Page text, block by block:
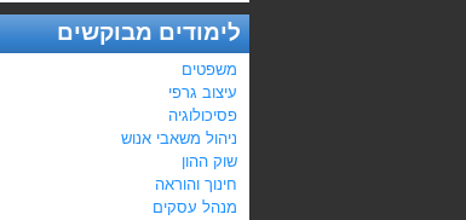
לימודים מבוקשים
משפטים
עיצוב גרפי
פסיכולוגיה
ניהול משאבי אנוש
שוק ההון
חינוך והוראה
מנהל עסקים